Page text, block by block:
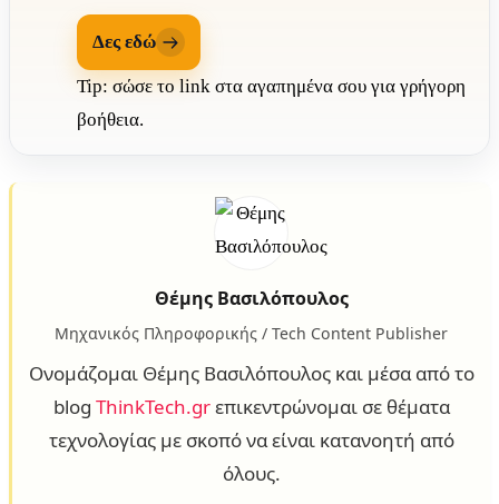
Δες εδώ
Tip: σώσε το link στα αγαπημένα σου για γρήγορη
βοήθεια.
Θέμης Βασιλόπουλος
Μηχανικός Πληροφορικής / Tech Content Publisher
Ονομάζομαι Θέμης Βασιλόπουλος και μέσα από το
blog ThinkTech.grεπικεντρώνομαι σε θέματα
τεχνολογίας με σκοπό να είναι κατανοητή από
όλους.